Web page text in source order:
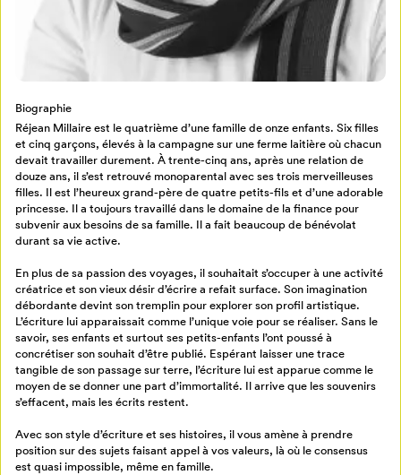
Mon Salon
Programmation
Billetterie
Retour à l’accueil
Biographie
Réjean Millaire est le quatrième d’une famille de onze enfants. Six filles
et cinq garçons, élevés à la campagne sur une ferme laitière où chacun
devait travailler durement. À trente-cinq ans, après une relation de
douze ans, il s’est retrouvé monoparental avec ses trois merveilleuses
filles. Il est l’heureux grand-père de quatre petits-fils et d’une adorable
princesse. Il a toujours travaillé dans le domaine de la finance pour
subvenir aux besoins de sa famille. Il a fait beaucoup de bénévolat
durant sa vie active.
En plus de sa passion des voyages, il souhaitait s’occuper à une activité
créatrice et son vieux désir d’écrire a refait surface. Son imagination
débordante devint son tremplin pour explorer son profil artistique.
L’écriture lui apparaissait comme l’unique voie pour se réaliser. Sans le
savoir, ses enfants et surtout ses petits-enfants l’ont poussé à
concrétiser son souhait d’être publié. Espérant laisser une trace
tangible de son passage sur terre, l’écriture lui est apparue comme le
moyen de se donner une part d’immortalité. Il arrive que les souvenirs
s’effacent, mais les écrits restent.
Avec son style d’écriture et ses histoires, il vous amène à prendre
position sur des sujets faisant appel à vos valeurs, là où le consensus
est quasi impossible, même en famille.
Pour enregistrer vos favoris,
connectez-vous ou créez votre profil
Mon Salon
Se connecter
Annuler